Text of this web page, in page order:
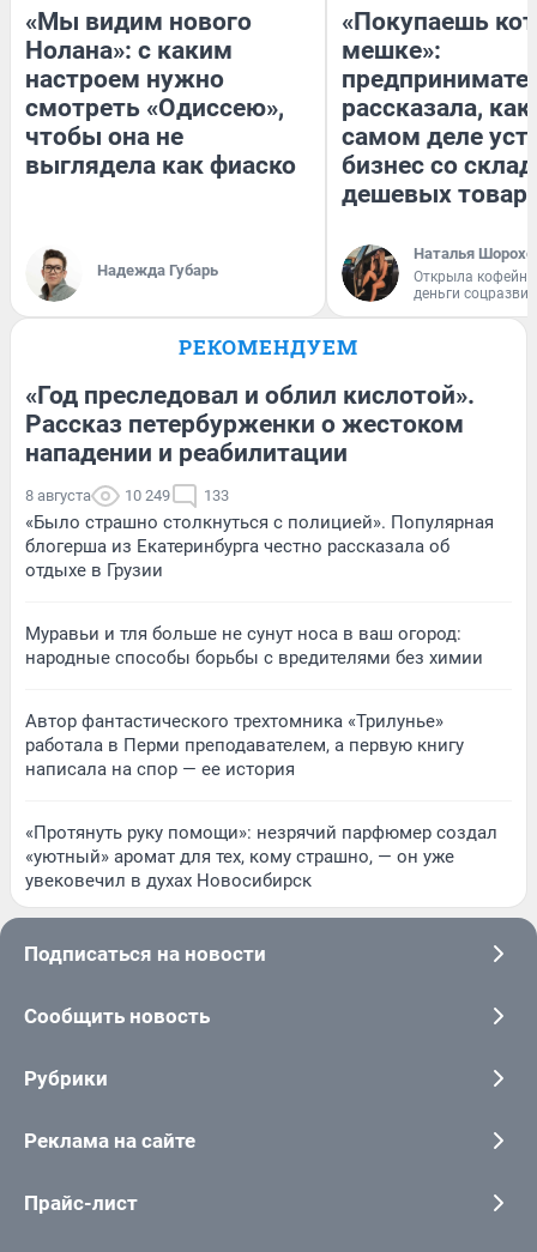
«Мы видим нового
Нолана»: с каким
настроем нужно
смотреть «Одиссею»,
чтобы она не
выглядела как фиаско
Надежда Губарь
«Покупаешь
мешке»:
рассказала, как
самом деле
бизнес со
дешевых
Наталья
Открыла
деньги
РЕКОМЕНДУЕМ
«Год преследовал и облил кислотой».
Рассказ петербурженки о жестоком
нападении и реабилитации
8 августа 10 249 133
«Было страшно столкнуться с полицией». Популярная
блогерша из Екатеринбурга честно рассказала об
отдыхе в Грузии
Муравьи и тля больше не сунут носа в ваш огород:
народные способы борьбы с вредителями без химии
Автор фантастического трехтомника «Трилунье»
работала в Перми преподавателем, а первую книгу
написала на спор — ее история
«Протянуть руку помощи»: незрячий парфюмер создал
«уютный» аромат для тех, кому страшно, — он уже
увековечил в духах Новосибирск
Подписаться на новости
Сообщить новость
Рубрики
Реклама на сайте
Прайс-лист